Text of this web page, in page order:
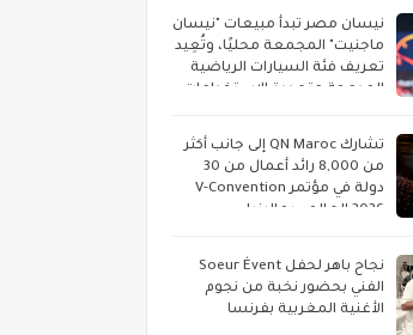
نيسان مصر تبدأ مبيعات "نيسان
ماجنيت" المجمعة محليًا، وتُعِيد
تعريف فئة السيارات الرياضية
المدمجة متعددة الاستخدامات
تشارك QN Maroc إلى جانب أكثر
من 8,000 رائد أعمال من 30
دولة في مؤتمر V-Convention
2026 العالمي بماليزيا
نجاح باهر لحفل Soeur Évent
الفني بحضور نخبة من نجوم
الأغنية المغربية بفرنسا